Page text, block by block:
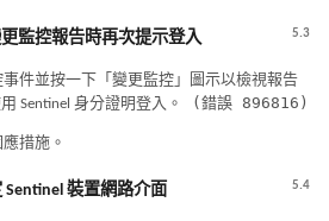
5.3
監控報告時再次提示登入
件並按一下「變更監控」圖示以檢視報告
Sentinel 身分證明登入。
(錯誤 896816)
措施。
5.4
裝置網路介面